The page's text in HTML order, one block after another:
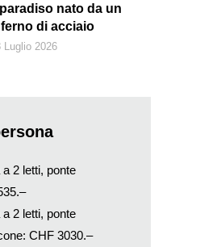
paradiso nato da un
di acciaio
Luglio 2026
2 letti, ponte
2 letti, ponte
CHF 3030.–